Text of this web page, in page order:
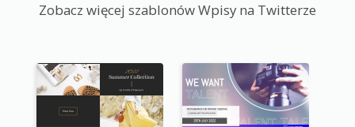
Zobacz więcej szablonów Wpisy na Twitterze